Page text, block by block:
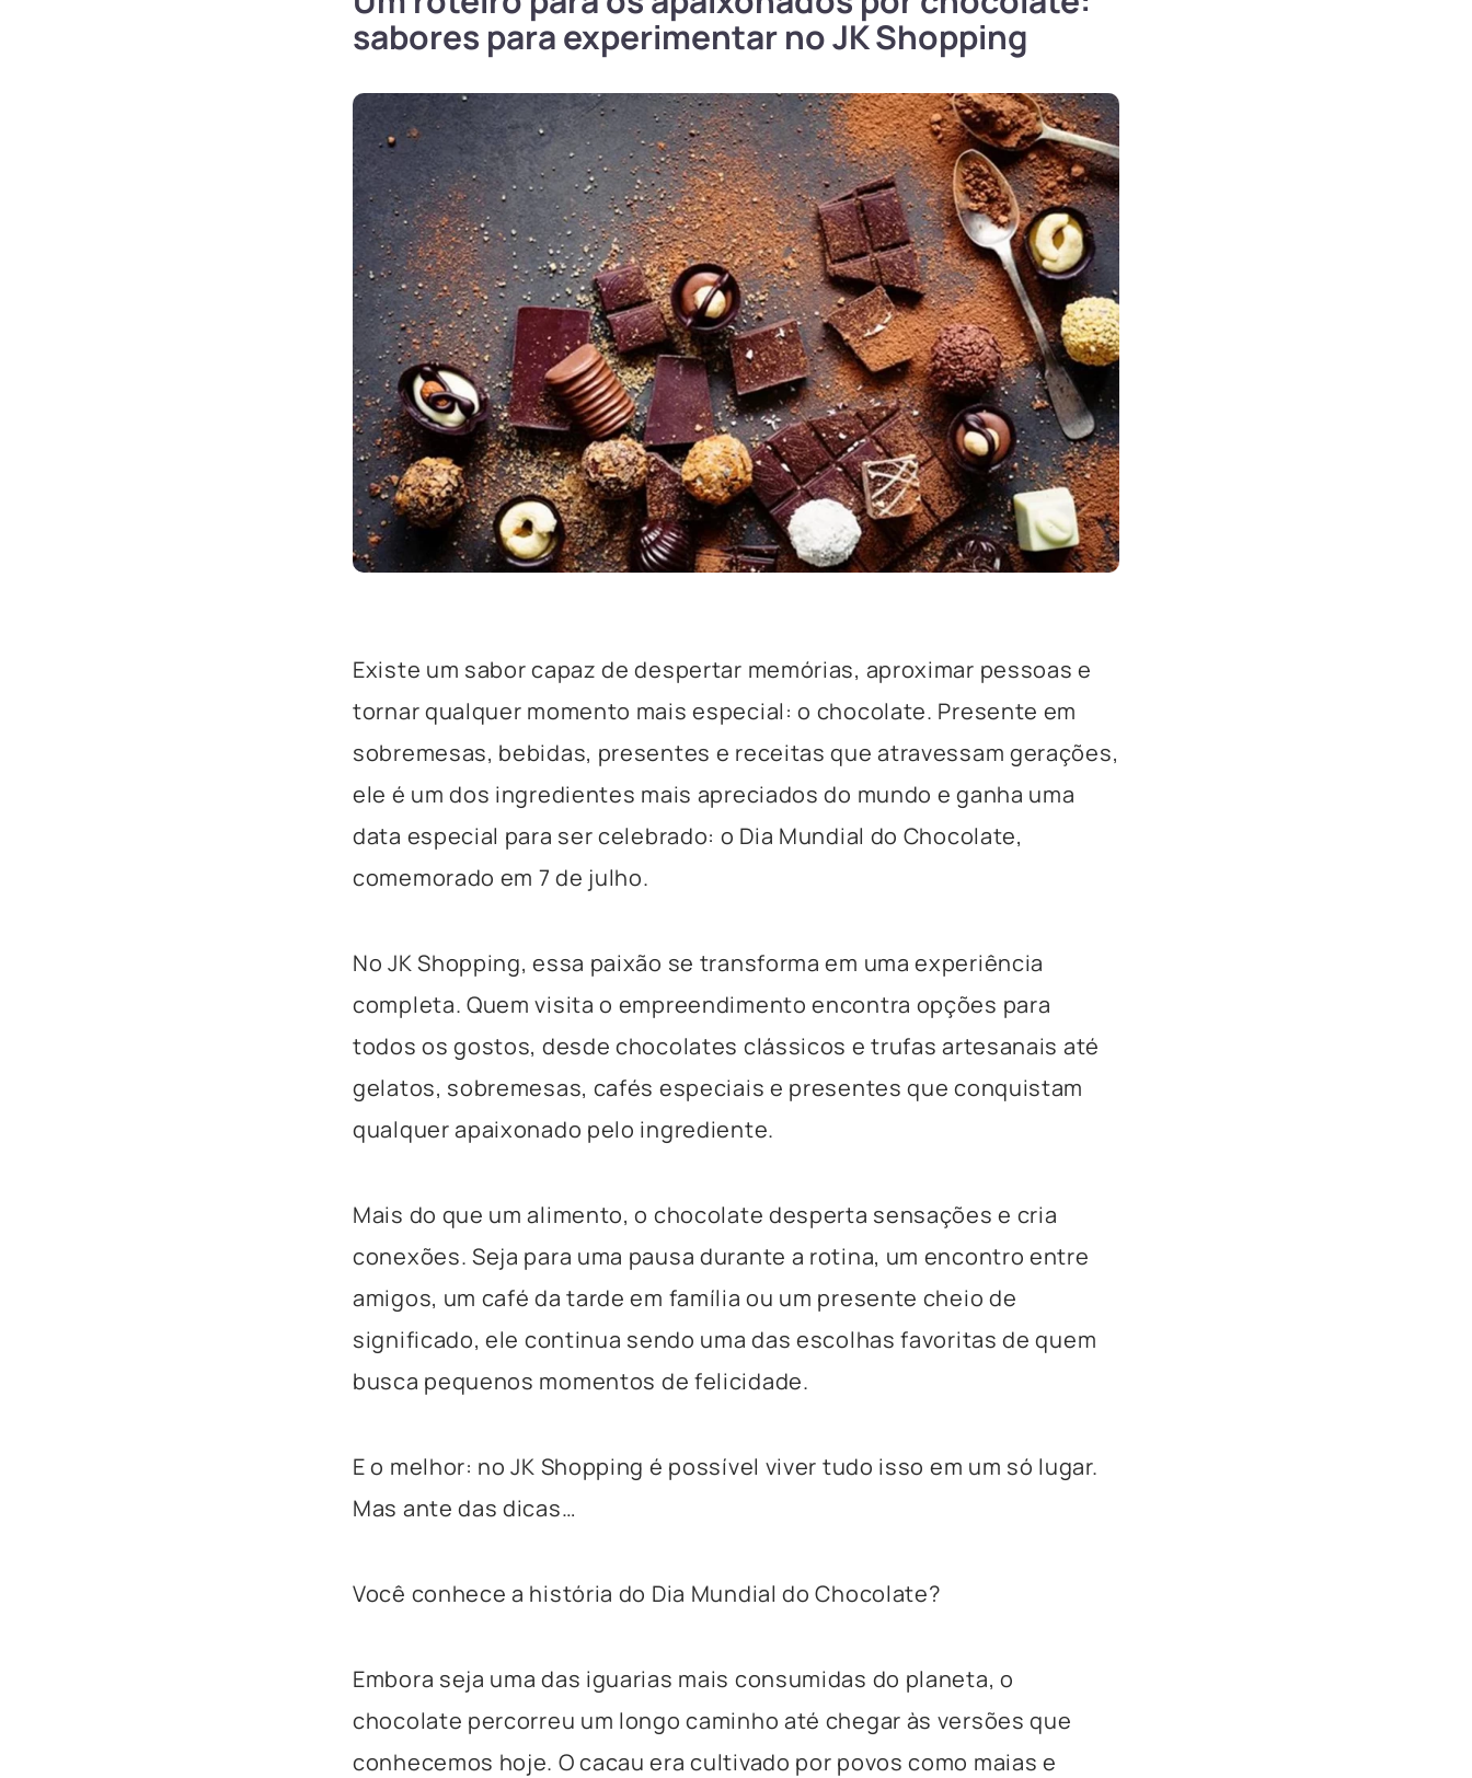
sabores para experimentar no JK Shopping
Existe um sabor capaz de despertar memórias, aproximar pessoas e
tornar qualquer momento mais especial: o chocolate. Presente em
sobremesas, bebidas, presentes e receitas que atravessam gerações,
ele é um dos ingredientes mais apreciados do mundo e ganha uma
data especial para ser celebrado: o Dia Mundial do Chocolate,
comemorado em 7 de julho.
No JK Shopping, essa paixão se transforma em uma experiência
completa. Quem visita o empreendimento encontra opções para
todos os gostos, desde chocolates clássicos e trufas artesanais até
gelatos, sobremesas, cafés especiais e presentes que conquistam
qualquer apaixonado pelo ingrediente.
Mais do que um alimento, o chocolate desperta sensações e cria
conexões. Seja para uma pausa durante a rotina, um encontro entre
amigos, um café da tarde em família ou um presente cheio de
significado, ele continua sendo uma das escolhas favoritas de quem
busca pequenos momentos de felicidade.
E o melhor: no JK Shopping é possível viver tudo isso em um só lugar.
Mas ante das dicas…
Você conhece a história do Dia Mundial do Chocolate?
Embora seja uma das iguarias mais consumidas do planeta, o
chocolate percorreu um longo caminho até chegar às versões que
conhecemos hoje. O cacau era cultivado por povos como maias e